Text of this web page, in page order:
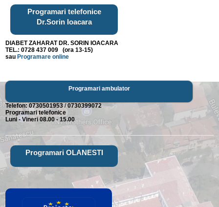
Programari telefonice
Dr.Sorin Ioacara
DIABET ZAHARAT DR. SORIN IOACARA
TEL.: 0728 437 009 (ora 13-15)
sau Programare online
Programari ambulator
Telefon:0730501953/0730399072
Programari telefonice
Luni - Vineri 08.00 - 15.00
Programari OLANESTI